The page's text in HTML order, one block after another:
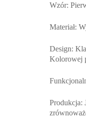
Wzór:
Materiał:
Design:
Kolorowej
Produkcja: